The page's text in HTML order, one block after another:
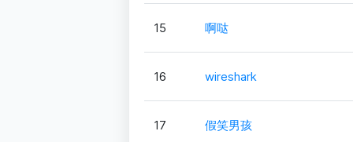
15 啊哒
16 wireshark
17 假笑男孩